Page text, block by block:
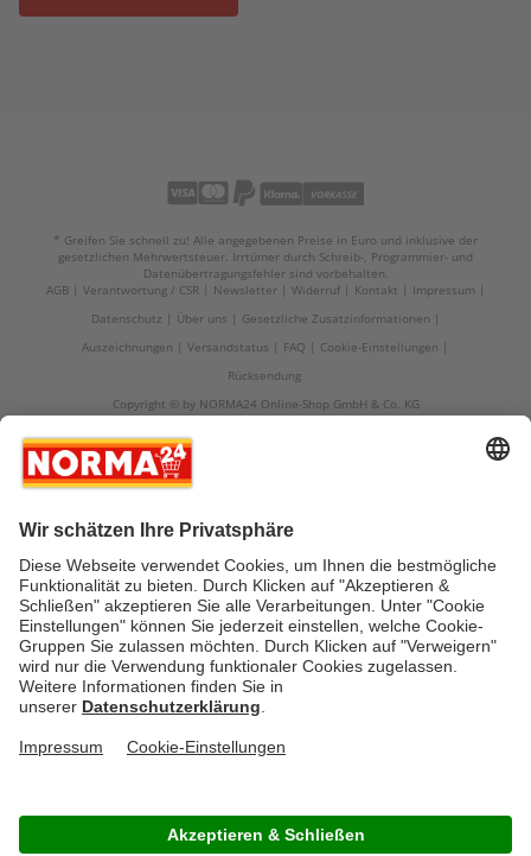
* Greifen Sie schnell zu! Alle angegebenen Preise in Euro und inklusive der
gesetzlichen Mehrwertsteuer. Irrtümer durch Schreib-, Programmier- und
Datenübertragungsfehler sind vorbehalten.
AGB
Verantwortung / CSR Newsletter Widerruf Kontakt
Impressum
Datenschutz
Über uns
Gesetzliche Zusatzinformationen
Auszeichnungen
Versandstatus FAQ
Cookie-Einstellungen
Rücksendung
Copyright © by NORMA24 Online-Shop GmbH & Co. KG